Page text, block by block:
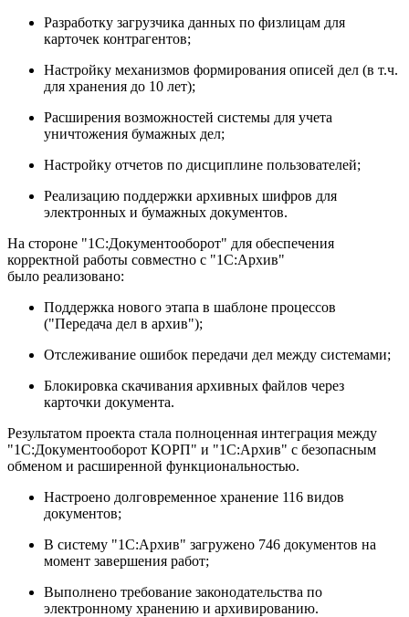
Разработку загрузчика данных по физлицам для
карточек контрагентов;
Настройку механизмов формирования описей дел (в т.ч.
для хранения до 10 лет);
Расширения возможностей системы для учета
уничтожения бумажных дел;
Настройку отчетов по дисциплине пользователей;
Реализацию поддержки архивных шифров для
электронных и бумажных документов.
На стороне "1С:Документооборот" для обеспечения
корректной работы совместно с "1С:Архив"
было реализовано:
Поддержка нового этапа в шаблоне процессов
("Передача дел в архив");
Отслеживание ошибок передачи дел между системами;
Блокировка скачивания архивных файлов через
карточки документа.
Результатом проекта стала полноценная интеграция между
"1С:Документооборот КОРП" и "1С:Архив" с безопасным
обменом и расширенной функциональностью.
Настроено долговременное хранение 116 видов
документов;
В систему "1С:Архив" загружено 746 документов на
момент завершения работ;
Выполнено требование законодательства по
электронному хранению и архивированию.